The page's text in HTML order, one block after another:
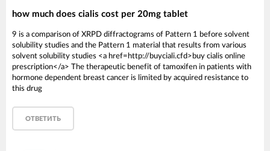
how much does cialis cost per 20mg tablet
9 is a comparison of XRPD diffractograms of Pattern 1 before solvent
solubility studies and the Pattern 1 material that results from various
solvent solubility studies <a href=http://buyciali.cfd>buy cialis online
prescription</a> The therapeutic benefit of tamoxifen in patients with
hormone dependent breast cancer is limited by acquired resistance to
this drug
ОТВЕТИТЬ